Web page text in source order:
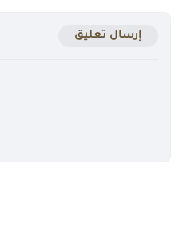
إرسال تعليق